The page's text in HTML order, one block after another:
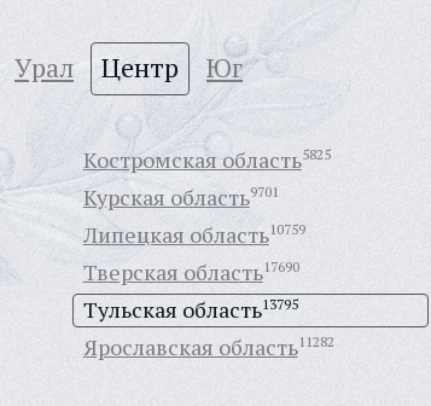
Урал Центр Юг
Костромская область5825
Курская область9701
Липецкая область10759
Тверская область17690
Тульская область13795
Ярославская область11282